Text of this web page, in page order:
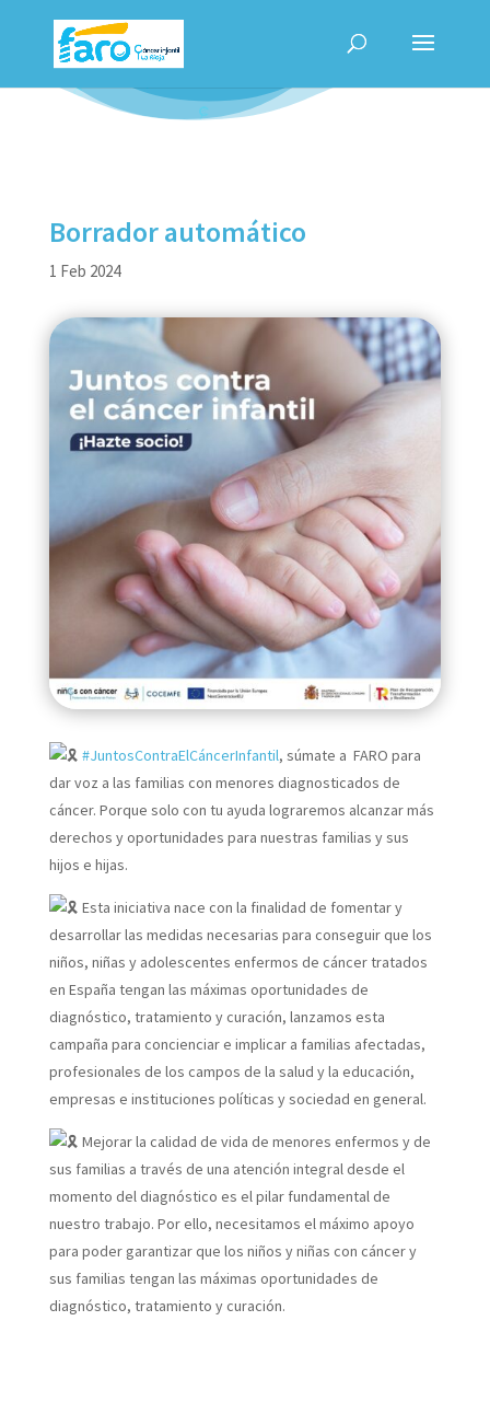
Borrador automático
1 Feb 2024
#JuntosContraElCáncerInfantil, súmate a FARO para
dar voz a las familias con menores diagnosticados de
cáncer. Porque solo con tu ayuda lograremos alcanzar más
derechos y oportunidades para nuestras familias y sus
hijos e hijas.
Esta iniciativa nace con la finalidad de fomentar y
desarrollar las medidas necesarias para conseguir que los
niños, niñas y adolescentes enfermos de cáncer tratados
en España tengan las máximas oportunidades de
diagnóstico, tratamiento y curación, lanzamos esta
campaña para concienciar e implicar a familias afectadas,
profesionales de los campos de la salud y la educación,
empresas e instituciones políticas y sociedad en general.
Mejorar la calidad de vida de menores enfermos y de
sus familias a través de una atención integral desde el
momento del diagnóstico es el pilar fundamental de
nuestro trabajo. Por ello, necesitamos el máximo apoyo
para poder garantizar que los niños y niñas con cáncer y
sus familias tengan las máximas oportunidades de
diagnóstico, tratamiento y curación.